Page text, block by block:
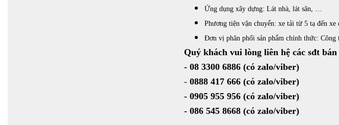
Ứng dụng xây dựng: Lát nhà, lát sân, …
Phương tiện vận chuyển: xe tải từ 5 tạ đến xe
Đơn vị phân phối sản phẩm chính thức:
Quý khách vui lòng liên hệ các sđt bán
- 08 3300 6886 (có zalo/viber)
- 0888 417 666 (có zalo/viber)
- 0905 955 956 (có zalo/viber)
- 086 545 8668 (có zalo/viber)